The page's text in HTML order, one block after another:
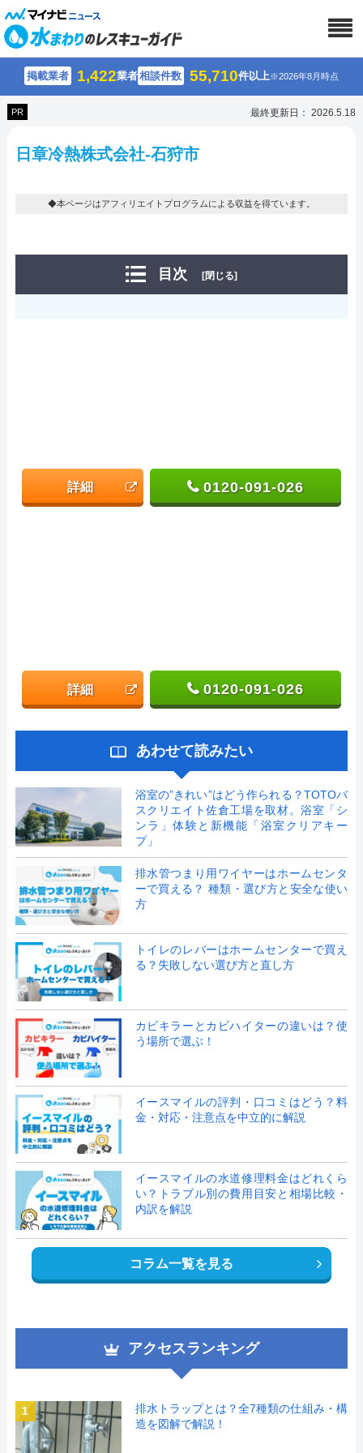
掲載業者 1,422業者相談件数 55,710件以上※2026年8月時点
PR 最終更新日： 2026.5.18
日章冷熱株式会社-石狩市
◆本ページはアフィリエイトプログラムによる収益を得ています。
目次 [閉じる]
詳細 0120-091-026
詳細 0120-091-026
あわせて読みたい
浴室の”きれい”はどう作られる？TOTOバ
スクリエイト佐倉工場を取材。浴室「シ
ンラ」体験と新機能「浴室クリアキー
プ」
排水管つまり用ワイヤーはホームセンタ
ーで買える？ 種類・選び方と安全な使い
方
トイレのレバーはホームセンターで買え
る？失敗しない選び方と直し方
カビキラーとカビハイターの違いは？使
う場所で選ぶ！
イースマイルの評判・口コミはどう？料
金・対応・注意点を中立的に解説
イースマイルの水道修理料金はどれくら
い？トラブル別の費用目安と相場比較・
内訳を解説
コラム一覧を見る
アクセスランキング
1
排水トラップとは？全7種類の仕組み・構
造を図解で解説！